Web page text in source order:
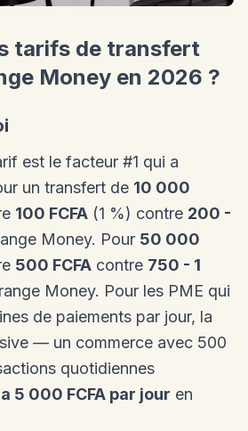
tarifs de transfert
Money en 2026 ?
est le facteur #1 qui a
un transfert de 10 000
100 FCFA (1 %) contre 200 -
Money. Pour 50 000
500 FCFA contre 750 - 1
Money. Pour les PME qui
de paiements par jour, la
— un commerce avec 500
quotidiennes
5 000 FCFA par jour en